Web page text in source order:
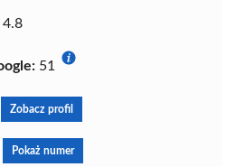
4.8
51
Zobacz profil
Pokaż numer